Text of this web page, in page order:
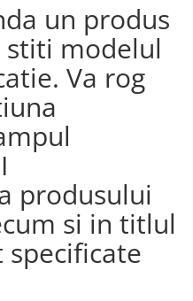
un produs
stiti modelul
Va rog
produsului
si in titlul